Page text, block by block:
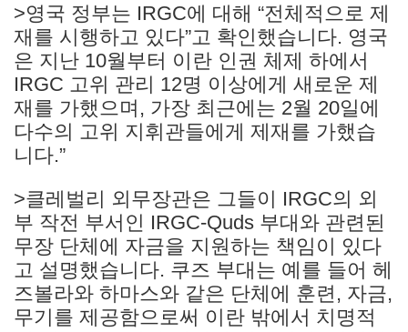
>영국 정부는 IRGC에 대해 “전체적으로 제
재를 시행하고 있다”고 확인했습니다. 영국
은 지난 10월부터 이란 인권 체제 하에서
IRGC 고위 관리 12명 이상에게 새로운 제
재를 가했으며, 가장 최근에는 2월 20일에
다수의 고위 지휘관들에게 제재를 가했습
니다.”
>클레벌리 외무장관은 그들이 IRGC의 외
부 작전 부서인 IRGC-Quds 부대와 관련된
무장 단체에 자금을 지원하는 책임이 있다
고 설명했습니다. 쿠즈 부대는 예를 들어 헤
즈볼라와 하마스와 같은 단체에 훈련, 자금,
무기를 제공함으로써 이란 밖에서 치명적